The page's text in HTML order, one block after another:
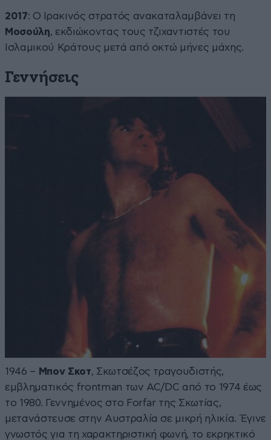
2017: Ο Ιρακινός στρατός ανακαταλαμβάνει τη
Μοσούλη, εκδιώκοντας τους τζιχαντιστές του
Ισλαμικού Κράτους μετά από οκτώ μήνες μάχης.
Γεννήσεις
1946 – Μπον Σκοτ, Σκωτσέζος τραγουδιστής,
εμβληματικός frontman των AC/DC από το 1974 έως
το 1980. Γεννημένος στο Forfar της Σκωτίας,
μετανάστευσε στην Αυστραλία σε μικρή ηλικία. Έγινε
γνωστός για τη χαρακτηριστική φωνή, το εκρηκτικό